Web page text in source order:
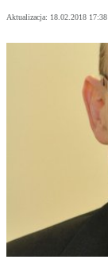
Aktualizacja: 18.02.2018 17:38